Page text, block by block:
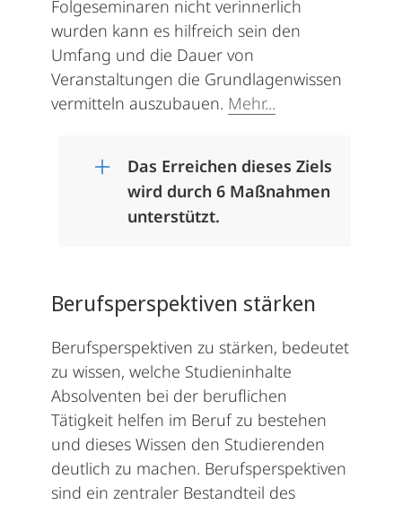
Folgeseminaren nicht verinnerlich
wurden kann es hilfreich sein den
Umfang und die Dauer von
Veranstaltungen die Grundlagenwissen
vermitteln auszubauen. Mehr...
Das Erreichen dieses Ziels
wird durch 6 Maßnahmen
unterstützt.
Berufsperspektiven stärken
Berufsperspektiven zu stärken, bedeutet
zu wissen, welche Studieninhalte
Absolventen bei der beruflichen
Tätigkeit helfen im Beruf zu bestehen
und dieses Wissen den Studierenden
deutlich zu machen. Berufsperspektiven
sind ein zentraler Bestandteil des